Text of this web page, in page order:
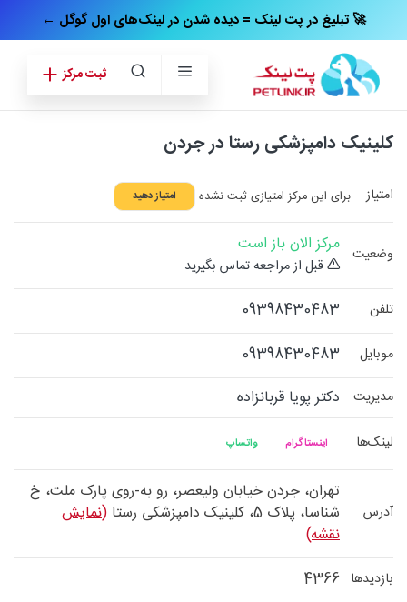
← تبلیغ در پت‌ لینک = دیده شدن در لینک‌های اول گوگل 🚀
ثبت مرکز
کلینیک دامپزشکی رستا در جردن
امتیاز برای این مرکز امتیازی ثبت نشده امتیاز دهید
وضعیت مرکز الان باز است
قبل از مراجعه تماس بگیرید
تلفن
09398430483
موبایل 09398430483
مدیریت دکتر پویا قربانزاده
لینک‌ها واتساپ اینستاگرام
آدرس
تهران، جردن خیابان ولیعصر، رو به-روی پارک ملت، خ
شناسا، پلاک 5، کلینیک دامپزشکی رستا
(نمایش
نقشه)
بازدیدها 4366